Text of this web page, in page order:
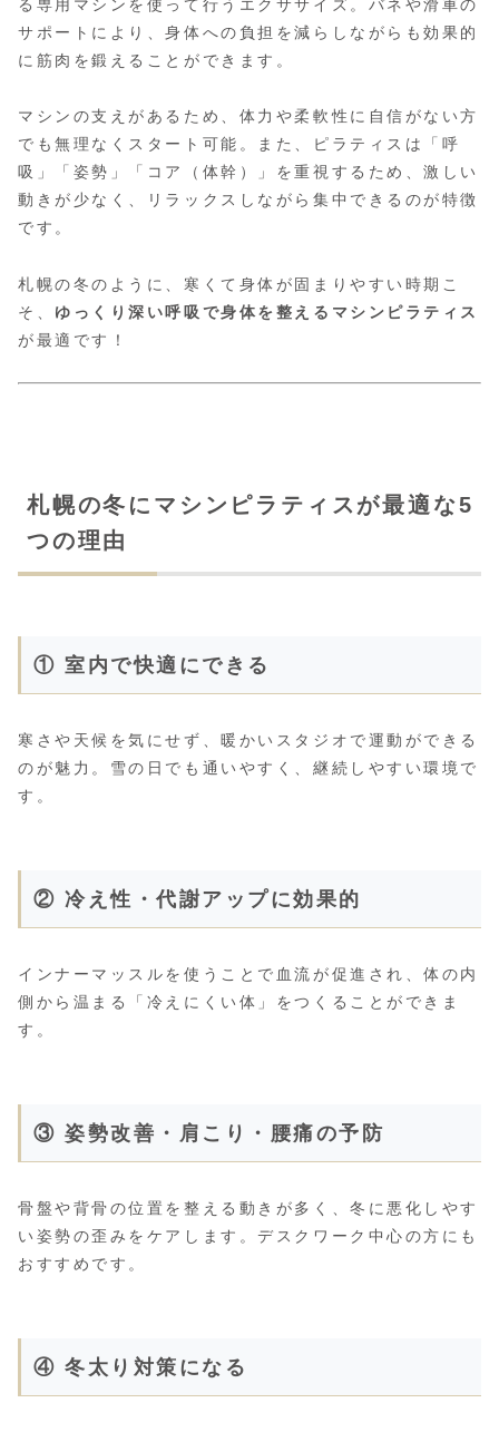
る専用マシンを使って行うエクササイズ。バネや滑車の
サポートにより、身体への負担を減らしながらも効果的
に筋肉を鍛えることができます。
マシンの支えがあるため、体力や柔軟性に自信がない方
でも無理なくスタート可能。また、ピラティスは「呼
吸」「姿勢」「コア（体幹）」を重視するため、激しい
動きが少なく、リラックスしながら集中できるのが特徴
です。
札幌の冬のように、寒くて身体が固まりやすい時期こ
そ、 ゆっくり深い呼吸で身体を整えるマシンピラティス
が最適です！
札幌の冬にマシンピラティスが最適な5
つの理由
① 室内で快適にできる
寒さや天候を気にせず、暖かいスタジオで運動ができる
のが魅力。雪の日でも通いやすく、継続しやすい環境で
す。
② 冷え性・代謝アップに効果的
インナーマッスルを使うことで血流が促進され、体の内
側から温まる「冷えにくい体」をつくることができま
す。
③ 姿勢改善・肩こり・腰痛の予防
骨盤や背骨の位置を整える動きが多く、冬に悪化しやす
い姿勢の歪みをケアします。デスクワーク中心の方にも
おすすめです。
④ 冬太り対策になる